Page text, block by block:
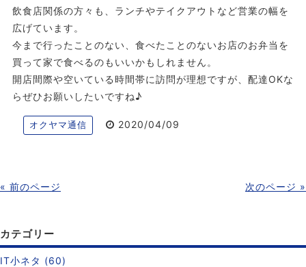
飲食店関係の方々も、ランチやテイクアウトなど営業の幅を
広げています。
今まで行ったことのない、食べたことのないお店のお弁当を
買って家で食べるのもいいかもしれません。
開店間際や空いている時間帯に訪問が理想ですが、配達OKな
らぜひお願いしたいですね♪
オクヤマ通信 2020/04/09
« 前のページ 次のページ »
カテゴリー
IT小ネタ (60)